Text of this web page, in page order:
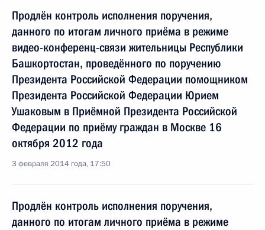
Продлён контроль исполнения поручения,
данного по итогам личного приёма в режиме
видео-конференц-связи жительницы Республики
Башкортостан, проведённого по поручению
Президента Российской Федерации помощником
Президента Российской Федерации Юрием
Ушаковым в Приёмной Президента Российской
Федерации по приёму граждан в Москве 16
октября 2012 года
3 февраля 2014 года, 17:50
Продлён контроль исполнения поручения,
данного по итогам личного приёма в режиме